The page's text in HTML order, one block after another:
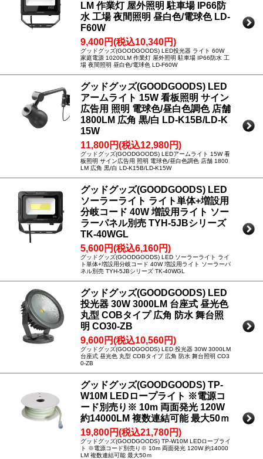
LM 作業灯 屋外照明 駐車場 IP66防
水 工場 夜間照明 昼白色/電球色 LD-
F60W
9,400円(税込10,340円)
グッドグッズ(GOODGOODS) LED投光器 ライト 60W
家庭電源 10200LM 作業灯 屋外照明 駐車場 IP66防水 工
場 夜間照明 昼白色/電球色 LD-F60W
グッドグッズ(GOODGOODS) LED
アームライト 15W 看板照明 サイン
広告用 照明 電球色/昼白色調色 店舗
1800LM 広角 黒/白 LD-K15B/LD-K
15W
11,800円(税込12,980円)
グッドグッズ(GOODGOODS) LEDアームライト 15W 看
板照明 サイン広告用 照明 電球色/昼白色調色 店舗 1800
LM 広角 黒/白 LD-K15B/LD-K15W
グッドグッズ(GOODGOODS) LED
ソーラーライト ライト単体+増設用
分岐コード 40W 増設用ライト ソー
ラーパネル別売 TYH-5JBシリーズ
TK-40WGL
5,600円(税込6,160円)
グッドグッズ(GOODGOODS) LED ソーラーライト ライ
ト単体+増設用分岐コード 40W 増設用ライト ソーラーパ
ネル別売 TYH-5JBシリーズ TK-40WGL
グッドグッズ(GOODGOODS) LED
投光器 30W 3000LM 台座式 昼光色
丸型 COBタイプ 広角 防水 舞台照
明 CO30-ZB
9,600円(税込10,560円)
グッドグッズ(GOODGOODS) LED 投光器 30W 3000LM
台座式 昼光色 丸型 COBタイプ 広角 防水 舞台照明 CO3
0-ZB
グッドグッズ(GOODGOODS) TP-
W10M LEDロープライト ※電源コ
ード別売り※ 10m 両面発光 120W
約14000LM 複数連結可能 最大50ｍ
19,800円(税込21,780円)
グッドグッズ(GOODGOODS) TP-W10M LEDロープライ
ト ※電源コード別売り※ 10m 両面発光 120W 約14000
LM 複数連結可能 最大50ｍ